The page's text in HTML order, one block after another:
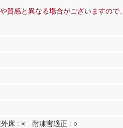
感と異なる場合がございますので、
床 : × 耐凍害適正 : ○